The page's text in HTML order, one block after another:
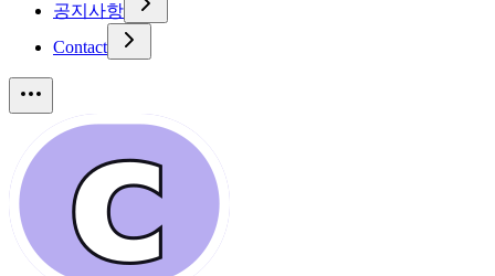
공지사항
Contact